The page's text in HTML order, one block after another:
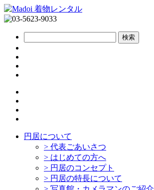
円居について
> 代表ごあいさつ
> はじめての方へ
> 円居のコンセプト
> 円居の特長について